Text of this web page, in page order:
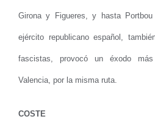
Girona y Figueres, y hasta
ejército republicano español,
fascistas, provocó un éxodo
Valencia, por la misma ruta.
COSTE